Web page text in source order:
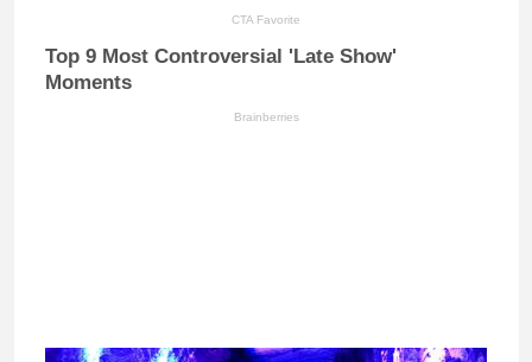
CTA Favorite
Top 9 Most Controversial 'Late Show'
Moments
Brainberries